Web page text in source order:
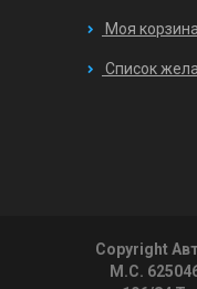
Моя корзина
Список
Copyright
М.С.